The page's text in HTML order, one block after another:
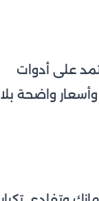
على أدوات
واضحة بلا